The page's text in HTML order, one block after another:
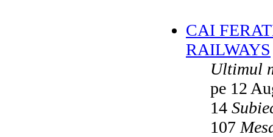
CAI
RAILWAYS
Ultimul
pe 12
14
107